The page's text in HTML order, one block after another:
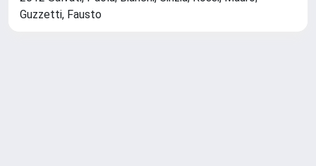
Guzzetti, Fausto